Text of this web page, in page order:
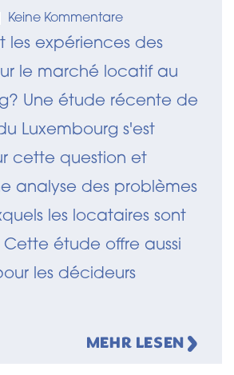
Keine Kommentare
les expériences des
le marché locatif au
Une étude récente de
Luxembourg s'est
cette question et
analyse des problèmes
les locataires sont
étude offre aussi
les décideurs
MEHR LESEN